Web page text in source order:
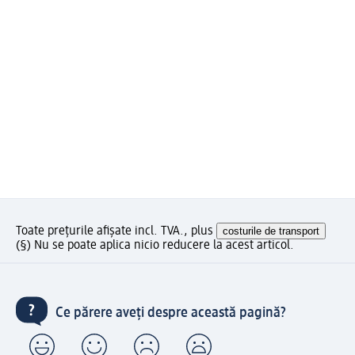
Toate prețurile afișate incl. TVA., plus costurile de transport
(§) Nu se poate aplica nicio reducere la acest articol.
Ce părere aveți despre această pagină?